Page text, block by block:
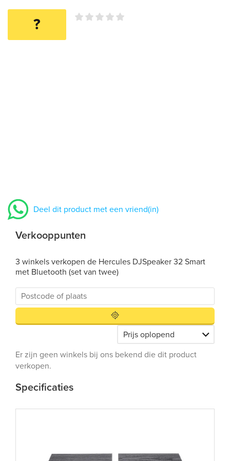
?
Deel dit product met een vriend(in)
Verkooppunten
3 winkels verkopen de Hercules DJSpeaker 32 Smart
met Bluetooth (set van twee)
Er zijn geen winkels bij ons bekend die dit product
verkopen.
Specificaties